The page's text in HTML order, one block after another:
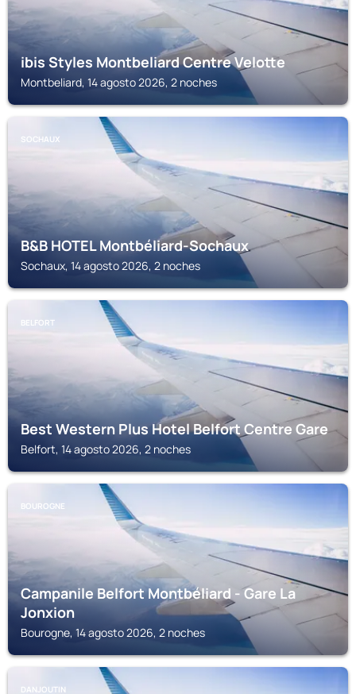
ibis Styles Montbeliard Centre Velotte
Montbeliard, 14 agosto 2026, 2 noches
SOCHAUX
B&B HOTEL Montbéliard-Sochaux
Sochaux, 14 agosto 2026, 2 noches
BELFORT
Best Western Plus Hotel Belfort Centre Gare
Belfort, 14 agosto 2026, 2 noches
BOUROGNE
Campanile Belfort Montbéliard - Gare La
Jonxion
Bourogne, 14 agosto 2026, 2 noches
DANJOUTIN